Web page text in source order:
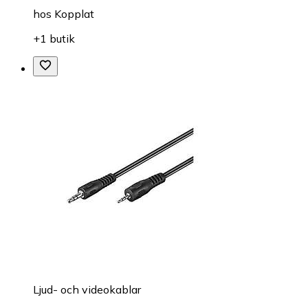
hos Kopplat
+1 butik
Ljud- och videokablar